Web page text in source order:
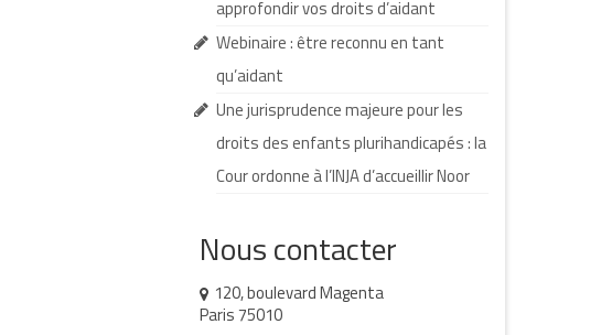
approfondir vos droits d’aidant
Webinaire : être reconnu en tant
qu’aidant
Une jurisprudence majeure pour les
droits des enfants plurihandicapés : la
Cour ordonne à l’INJA d’accueillir Noor
Nous contacter
120, boulevard Magenta
Paris 75010